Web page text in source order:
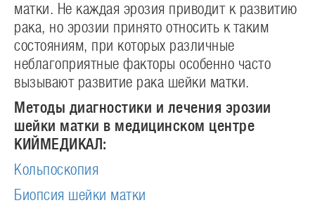
матки. Не каждая эрозия приводит к развитию
рака, но эрозии принято относить к таким
состояниям, при которых различные
неблагоприятные факторы особенно часто
вызывают развитие рака шейки матки.
Методы диагностики и лечения эрозии
шейки матки в медицинском центре
КИЙМЕДИКАЛ:
Кольпоскопия
Биопсия шейки матки